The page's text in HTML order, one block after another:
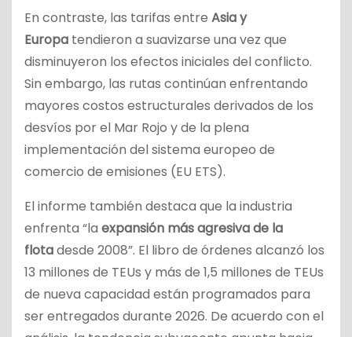
En contraste, las tarifas entre Asia y
Europa tendieron a suavizarse una vez que
disminuyeron los efectos iniciales del conflicto.
Sin embargo, las rutas continúan enfrentando
mayores costos estructurales derivados de los
desvíos por el Mar Rojo y de la plena
implementación del sistema europeo de
comercio de emisiones (EU ETS).
El informe también destaca que la industria
enfrenta “la expansión más agresiva de la
flotadesde 2008”. El libro de órdenes alcanzó los
13 millones de TEUs y más de 1,5 millones de TEUs
de nueva capacidad están programados para
ser entregados durante 2026. De acuerdo con el